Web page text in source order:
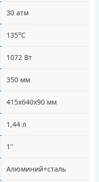
30 атм
135°С
1072 Вт
350 мм
415х640х90 мм
1,44 л
1"
Алюминий+сталь